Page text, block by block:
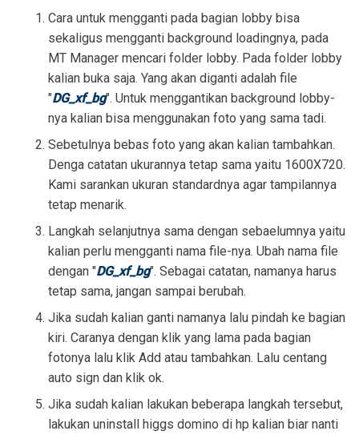
Cara untuk mengganti pada bagian lobby bisa
sekaligus mengganti background loadingnya, pada
MT Manager mencari folder lobby. Pada folder lobby
kalian buka saja. Yang akan diganti adalah file
"DG_xf_bg". Untuk menggantikan background lobby-
nya kalian bisa menggunakan foto yang sama tadi.
Sebetulnya bebas foto yang akan kalian tambahkan.
Denga catatan ukurannya tetap sama yaitu 1600X720.
Kami sarankan ukuran standardnya agar tampilannya
tetap menarik.
Langkah selanjutnya sama dengan sebaelumnya yaitu
kalian perlu mengganti nama file-nya. Ubah nama file
dengan "DG_xf_bg". Sebagai catatan, namanya harus
tetap sama, jangan sampai berubah.
Jika sudah kalian ganti namanya lalu pindah ke bagian
kiri. Caranya dengan klik yang lama pada bagian
fotonya lalu klik Add atau tambahkan. Lalu centang
auto sign dan klik ok.
Jika sudah kalian lakukan beberapa langkah tersebut,
lakukan uninstall higgs domino di hp kalian biar nanti